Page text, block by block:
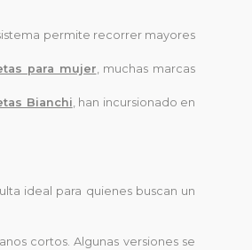
permite recorrer mayores
para mujer, muchas marcas
Bianchi, han incursionado en
ideal para quienes buscan un
cortos. Algunas versiones se